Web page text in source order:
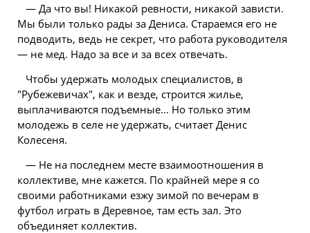
— Да что вы! Никакой ревности, никакой зависти.
Мы были только рады за Дениса. Стараемся его не
подводить, ведь не секрет, что работа руководителя
— не мед. Надо за все и за всех отвечать.
Чтобы удержать молодых специалистов, в
"Рубежевичах", как и везде, строится жилье,
выплачиваются подъемные... Но только этим
молодежь в селе не удержать, считает Денис
Колесеня.
— Не на последнем месте взаимоотношения в
коллективе, мне кажется. По крайней мере я со
своими работниками езжу зимой по вечерам в
футбол играть в Деревное, там есть зал. Это
объединяет коллектив.